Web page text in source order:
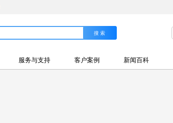
服务与支持 客户案例 新闻百科